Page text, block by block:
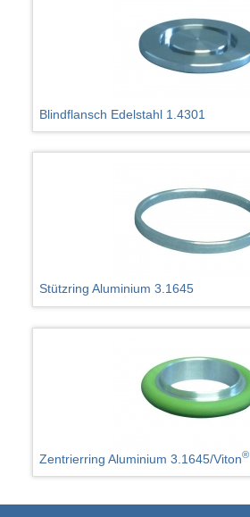
Blindflansch Edelstahl 1.4301
Stützring Aluminium 3.1645
Zentrierring Aluminium 3.1645/Viton®